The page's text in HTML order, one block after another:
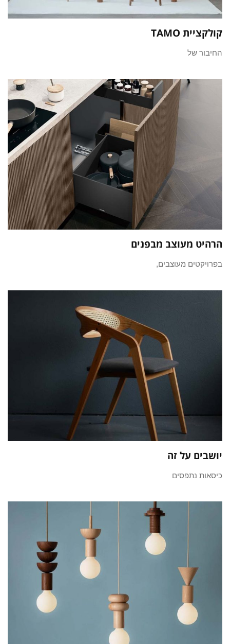
קולקציית TAMO
החיבור של
הרהיט מעוצב מבפנים
בפרויקטים מעוצבים,
יושבים על זה
כיסאות נתפסים